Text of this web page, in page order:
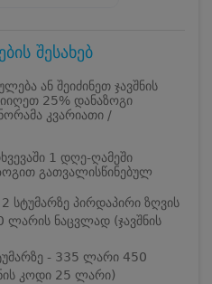
შესახებ
ან შეიძინეთ ჯავშნის
25% დანაზოგი
კვარიათი /
1 დღე-ღამეში
გათვალისწინებულ
სტუმარზე პირდაპირი ზღვის
ნაცვლად (ჯავშნის
- 335 ლარი 450
კოდი 25 ლარი)